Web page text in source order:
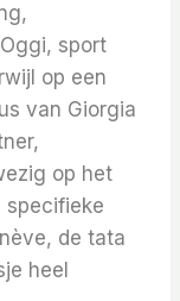
sport
op een
van Giorgia
op het
specifieke
de tata
heel